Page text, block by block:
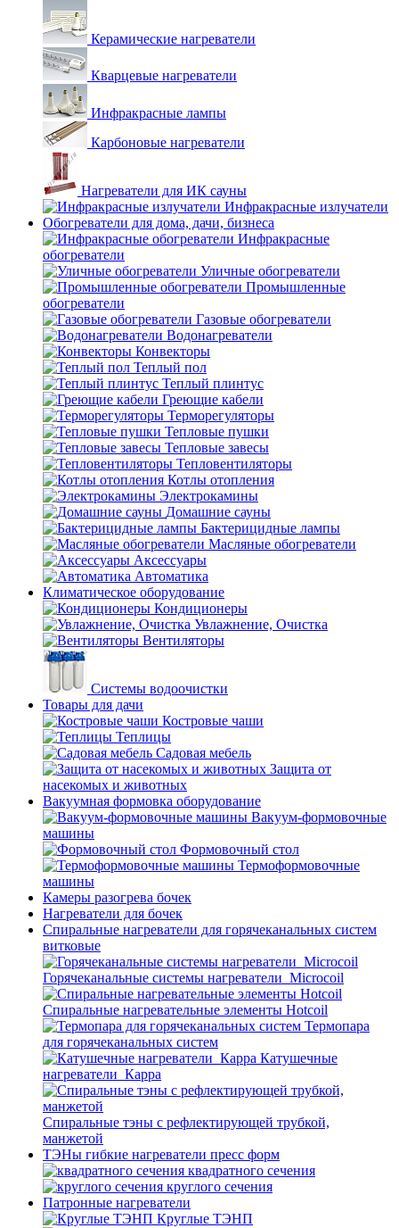
Керамические нагреватели
Кварцевые нагреватели
Инфракрасные лампы
Карбоновые нагреватели
Нагреватели для ИК сауны
Инфракрасные излучатели
Обогреватели для дома, дачи, бизнеса
Инфракрасные
обогреватели
Уличные обогреватели
Промышленные
обогреватели
Газовые обогреватели
Водонагреватели
Конвекторы
Теплый пол
Теплый плинтус
Греющие кабели
Терморегуляторы
Тепловые пушки
Тепловые завесы
Тепловентиляторы
Котлы отопления
Электрокамины
Домашние сауны
Бактерицидные лампы
Масляные обогреватели
Аксессуары
Автоматика
Климатическое оборудование
Кондиционеры
Увлажнение, Очистка
Вентиляторы
Системы водоочистки
Товары для дачи
Костровые чаши
Теплицы
Садовая мебель
Защита от
насекомых и животных
Вакуумная формовка оборудование
Вакуум-формовочные
машины
Формовочный стол
Термоформовочные
машины
Камеры разогрева бочек
Нагреватели для бочек
Спиральные нагреватели для горячеканальных систем
витковые
Горячеканальные системы нагреватели_Microcoil
Спиральные нагревательные элементы Hotcoil
Термопара
для горячеканальных систем
Катушечные
нагреватели_Карра
Спиральные тэны с рефлектирующей трубкой,
манжетой
ТЭНы гибкие нагреватели пресс форм
квадратного сечения
круглого сечения
Патронные нагреватели
Круглые ТЭНП